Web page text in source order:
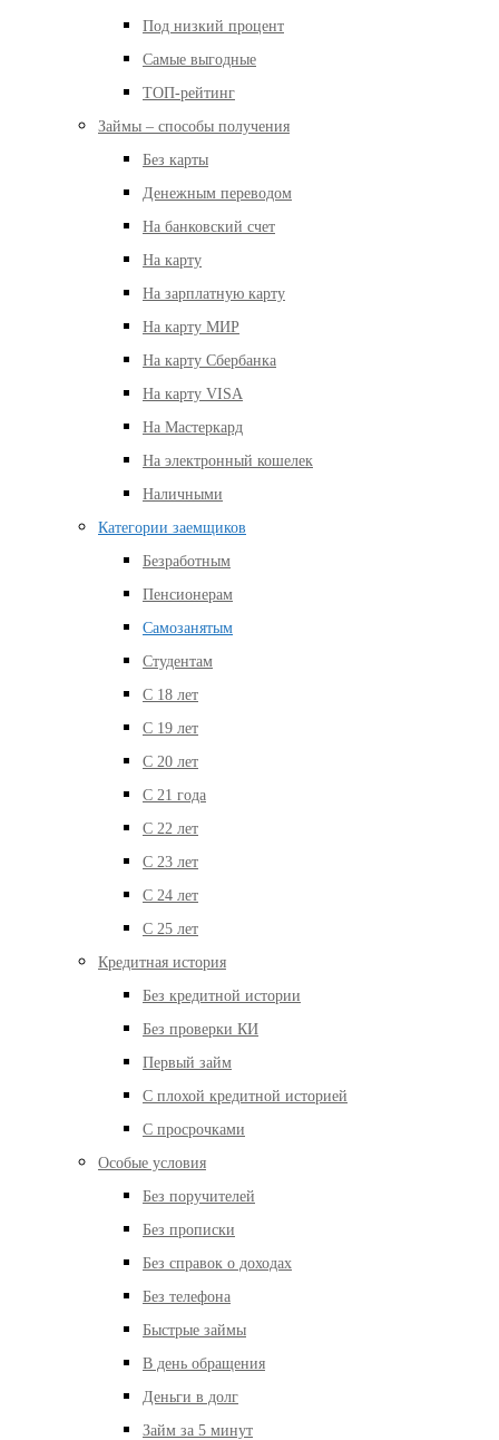
Под низкий процент
Самые выгодные
ТОП-рейтинг
Займы – способы получения
Без карты
Денежным переводом
На банковский счет
На карту
На зарплатную карту
На карту МИР
На карту Сбербанка
На карту VISA
На Мастеркард
На электронный кошелек
Наличными
Категории заемщиков
Безработным
Пенсионерам
Самозанятым
Студентам
С 18 лет
С 19 лет
С 20 лет
С 21 года
С 22 лет
С 23 лет
С 24 лет
С 25 лет
Кредитная история
Без кредитной истории
Без проверки КИ
Первый займ
С плохой кредитной историей
С просрочками
Особые условия
Без поручителей
Без прописки
Без справок о доходах
Без телефона
Быстрые займы
В день обращения
Деньги в долг
Займ за 5 минут